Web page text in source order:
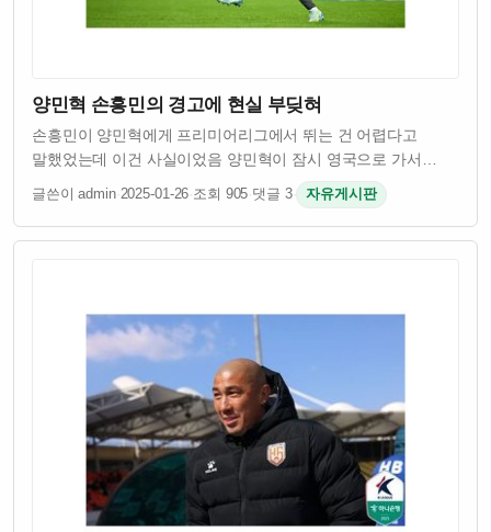
양민혁 손흥민의 경고에 현실 부딪혀
손흥민이 양민혁에게 프리미어리그에서 뛰는 건 어렵다고
말했었는데 이건 사실이었음 양민혁이 잠시 영국으로 가서
테스트를 받았는데 결과가 좋지 않았다고 함 프리미어리그는
세계 최고 수준의 리그라서 선수들이 들어가기 쉽지 않다는 걸
손흥민이 잘 알고 있었던 거임 양민혁은 어…
글쓴이 admin·2025-01-26·조회 905·댓글 3· 자유게시판